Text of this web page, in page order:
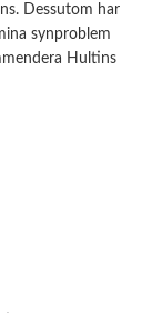
Dessutom har
synproblem
Hultins